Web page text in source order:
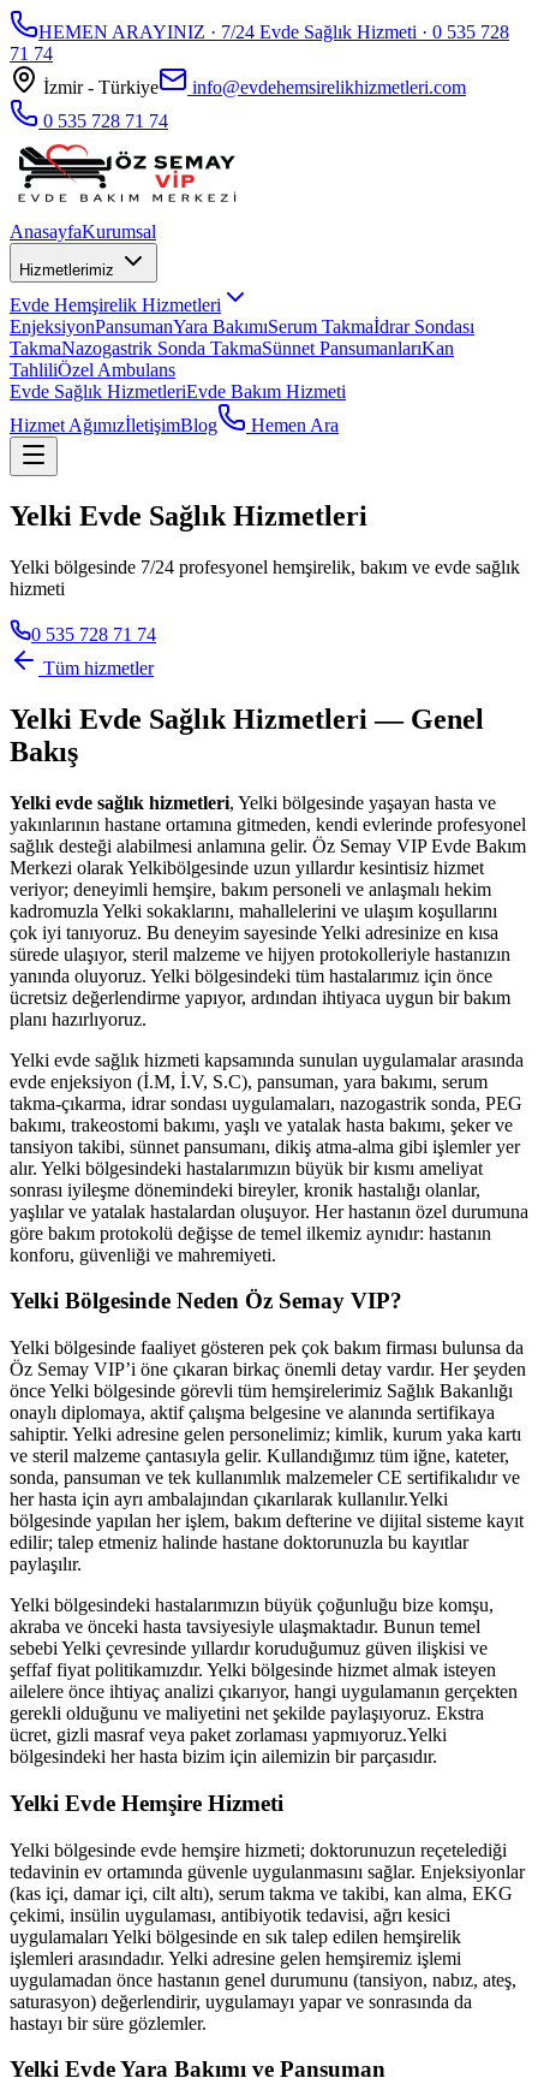
HEMEN ARAYINIZ · 7/24 Evde Sağlık Hizmeti · 0 535 728
71 74
İzmir - Türkiye
info@evdehemsirelikhizmetleri.com
0 535 728 71 74
AnasayfaKurumsal
Hizmetlerimiz
Evde Hemşirelik Hizmetleri
EnjeksiyonPansumanYara BakımıSerum Takmaİdrar Sondası
TakmaNazogastrik Sonda TakmaSünnet PansumanlarıKan
TahliliÖzel Ambulans
Evde Sağlık HizmetleriEvde Bakım Hizmeti
Hizmet AğımızİletişimBlog Hemen Ara
Yelki Evde Sağlık Hizmetleri
Yelki bölgesinde 7/24 profesyonel hemşirelik, bakım ve evde sağlık
hizmeti
0 535 728 71 74
Tüm hizmetler
Yelki Evde Sağlık Hizmetleri — Genel
Bakış
Yelki evde sağlık hizmetleri, Yelki bölgesinde yaşayan hasta ve
yakınlarının hastane ortamına gitmeden, kendi evlerinde profesyonel
sağlık desteği alabilmesi anlamına gelir. Öz Semay VIP Evde Bakım
Merkezi olarakYelkibölgesinde uzun yıllardır kesintisiz hizmet
veriyor; deneyimli hemşire, bakım personeli ve anlaşmalı hekim
kadromuzla Yelki sokaklarını, mahallelerini ve ulaşım koşullarını
çok iyi tanıyoruz. Bu deneyim sayesindeYelki adresinize en kısa
sürede ulaşıyor, steril malzeme ve hijyen protokolleriyle hastanızın
yanında oluyoruz. Yelki bölgesindeki tüm hastalarımız için önce
ücretsiz değerlendirme yapıyor, ardından ihtiyaca uygun bir bakım
planı hazırlıyoruz.
Yelki evde sağlık hizmeti kapsamında sunulan uygulamalar arasında
evde enjeksiyon (İ.M, İ.V, S.C), pansuman, yara bakımı, serum
takma-çıkarma, idrar sondası uygulamaları, nazogastrik sonda, PEG
bakımı, trakeostomi bakımı, yaşlı ve yatalak hasta bakımı, şeker ve
tansiyon takibi, sünnet pansumanı, dikiş atma-alma gibi işlemler yer
alır. Yelki bölgesindeki hastalarımızın büyük bir kısmı ameliyat
sonrası iyileşme dönemindeki bireyler, kronik hastalığı olanlar,
yaşlılar ve yatalak hastalardan oluşuyor. Her hastanın özel durumuna
göre bakım protokolü değişse de temel ilkemiz aynıdır: hastanın
konforu, güvenliği ve mahremiyeti.
Yelki Bölgesinde Neden Öz Semay VIP?
Yelki bölgesinde faaliyet gösteren pek çok bakım firması bulunsa da
Öz Semay VIP’i öne çıkaran birkaç önemli detay vardır. Her şeyden
önceYelki bölgesinde görevli tüm hemşirelerimiz Sağlık Bakanlığı
onaylı diplomaya, aktif çalışma belgesine ve alanında sertifikaya
sahiptir. Yelki adresine gelen personelimiz; kimlik, kurum yaka kartı
ve steril malzeme çantasıyla gelir. Kullandığımız tüm iğne, kateter,
sonda, pansuman ve tek kullanımlık malzemeler CE sertifikalıdır ve
her hasta için ayrı ambalajından çıkarılarak kullanılır.Yelki
bölgesinde yapılan her işlem, bakım defterine ve dijital sisteme kayıt
edilir; talep etmeniz halinde hastane doktorunuzla bu kayıtlar
paylaşılır.
Yelki bölgesindeki hastalarımızın büyük çoğunluğu bize komşu,
akraba ve önceki hasta tavsiyesiyle ulaşmaktadır. Bunun temel
sebebi Yelki çevresinde yıllardır koruduğumuz güven ilişkisi ve
şeffaf fiyat politikamızdır. Yelki bölgesinde hizmet almak isteyen
ailelere önce ihtiyaç analizi çıkarıyor, hangi uygulamanın gerçekten
gerekli olduğunu ve maliyetini net şekilde paylaşıyoruz. Ekstra
ücret, gizli masraf veya paket zorlaması yapmıyoruz.Yelki
bölgesindeki her hasta bizim için ailemizin bir parçasıdır.
Yelki Evde Hemşire Hizmeti
Yelki bölgesinde evde hemşire hizmeti; doktorunuzun reçetelediği
tedavinin ev ortamında güvenle uygulanmasını sağlar. Enjeksiyonlar
(kas içi, damar içi, cilt altı), serum takma ve takibi, kan alma, EKG
çekimi, insülin uygulaması, antibiyotik tedavisi, ağrı kesici
uygulamaları Yelki bölgesinde en sık talep edilen hemşirelik
işlemleri arasındadır. Yelki adresine gelen hemşiremiz işlemi
uygulamadan önce hastanın genel durumunu (tansiyon, nabız, ateş,
saturasyon) değerlendirir, uygulamayı yapar ve sonrasında da
hastayı bir süre gözlemler.
Yelki Evde Yara Bakımı ve Pansuman